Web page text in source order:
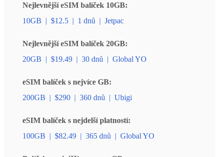
Nejlevnější eSIM balíček 10GB:
10GB | $12.5 | 1 dnů | Jetpac
Nejlevnější eSIM balíček 20GB:
20GB | $19.49 | 30 dnů | Global YO
eSIM balíček s nejvíce GB:
200GB | $290 | 360 dnů | Ubigi
eSIM balíček s nejdelší platností:
100GB | $82.49 | 365 dnů | Global YO